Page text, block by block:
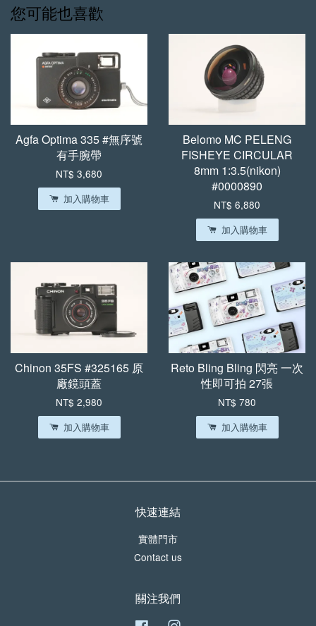
您可能也喜歡
Agfa Optima 335 #無序號
有手腕帶
NT$ 3,680
加入購物車
Belomo MC PELENG
FISHEYE CIRCULAR
8mm 1:3.5(nikon)
#0000890
NT$ 6,880
加入購物車
Chinon 35FS #325165 原
廠鏡頭蓋
NT$ 2,980
加入購物車
Reto Bling Bling 閃亮 一次
性即可拍 27張
NT$ 780
加入購物車
快速連結
實體門市
Contact us
關注我們